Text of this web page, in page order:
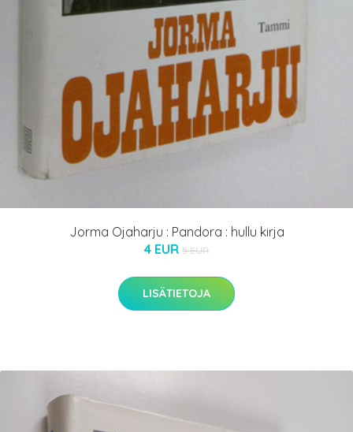
Jorma Ojaharju : Pandora : hullu kirja
4 EUR 5 EUR
LISÄTIETOJA